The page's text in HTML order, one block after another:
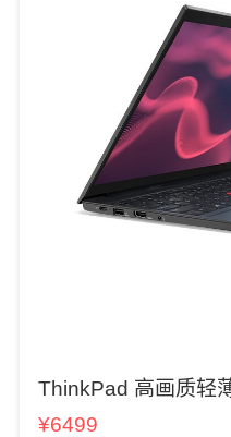
ThinkPad 高画质轻
¥6499